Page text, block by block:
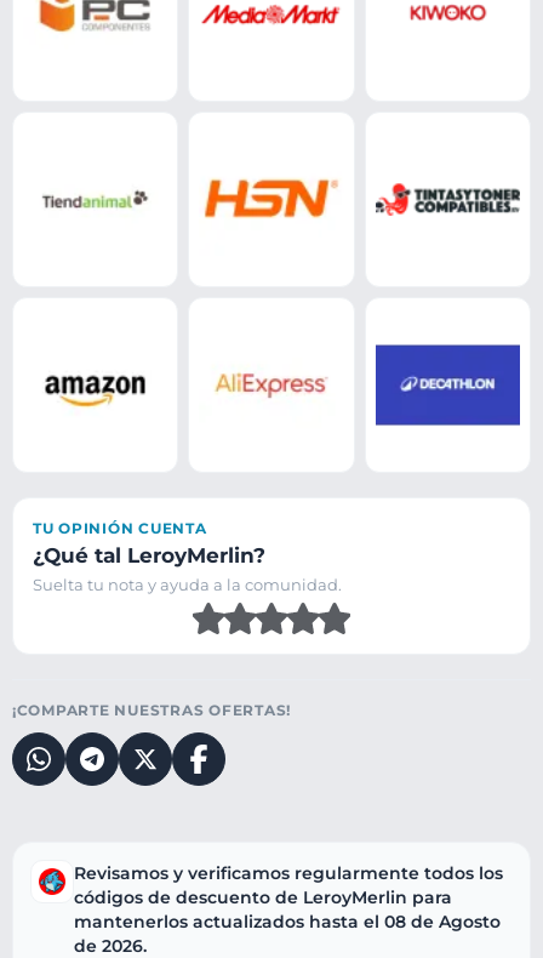
Revisamos y verificamos regularmente todos los
códigos de descuento de LeroyMerlin para
mantenerlos actualizados hasta el 08 de Agosto
de 2026.
TU OPINIÓN CUENTA
¿Qué tal LeroyMerlin?
Suelta tu nota y ayuda a la comunidad.
¡COMPARTE NUESTRAS OFERTAS!